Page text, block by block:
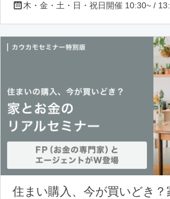
住まい購入、今が買いどき